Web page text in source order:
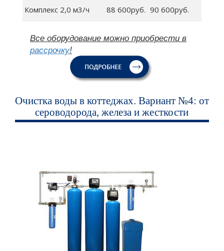
Комплекс 2,0 м3/ч 88 600руб. 90 600руб.
Все оборудование можно приобрести в
рассрочку!
Очистка воды в коттеджах. Вариант №4: от
сероводорода, железа и жесткости